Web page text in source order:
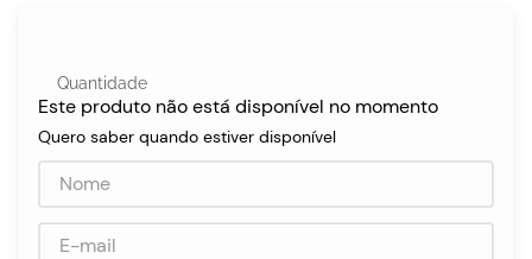
Quantidade
Este produto não está disponível no momento
Quero saber quando estiver disponível